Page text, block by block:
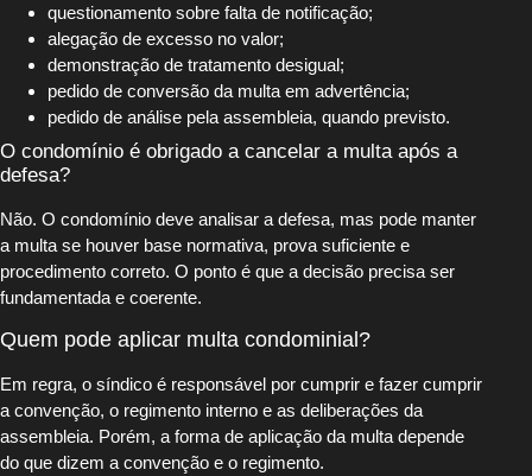
questionamento sobre falta de notificação;
alegação de excesso no valor;
demonstração de tratamento desigual;
pedido de conversão da multa em advertência;
pedido de análise pela assembleia, quando previsto.
O condomínio é obrigado a cancelar a multa após a
defesa?
Não. O condomínio deve analisar a defesa, mas pode manter
a multa se houver base normativa, prova suficiente e
procedimento correto. O ponto é que a decisão precisa ser
fundamentada e coerente.
Quem pode aplicar multa condominial?
Em regra, o síndico é responsável por cumprir e fazer cumprir
a convenção, o regimento interno e as deliberações da
assembleia. Porém, a forma de aplicação da multa depende
do que dizem a convenção e o regimento.